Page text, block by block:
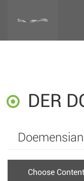
DER
Choose Content